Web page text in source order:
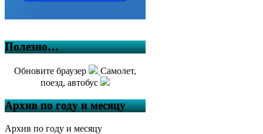
Полезно…
Обновите браузер
Самолет,
поезд, автобус
Архив по году и месяцу
Архив по году и месяцу